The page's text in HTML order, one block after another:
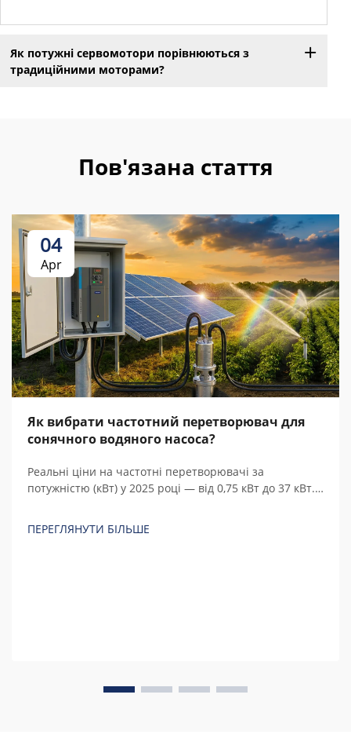
Як потужні сервомотори порівнюються з
традиційними моторами?
Пов'язана стаття
04
Apr
Як вибрати частотний перетворювач для
сонячного водяного насоса?
Реальні ціни на частотні перетворювачі за
потужністю (кВт) у 2025 році — від 0,75 кВт до 37 кВт.
володіння.
ПЕРЕГЛЯНУТИ БІЛЬШЕ